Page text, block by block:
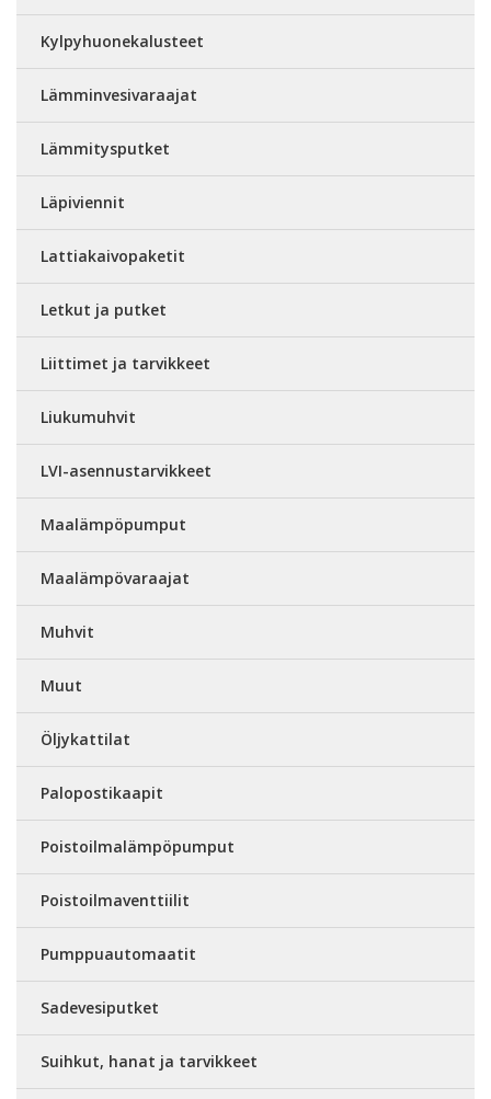
Kylpyhuonekalusteet
Lämminvesivaraajat
Lämmitysputket
Läpiviennit
Lattiakaivopaketit
Letkut ja putket
Liittimet ja tarvikkeet
Liukumuhvit
LVI-asennustarvikkeet
Maalämpöpumput
Maalämpövaraajat
Muhvit
Muut
Öljykattilat
Palopostikaapit
Poistoilmalämpöpumput
Poistoilmaventtiilit
Pumppuautomaatit
Sadevesiputket
Suihkut, hanat ja tarvikkeet